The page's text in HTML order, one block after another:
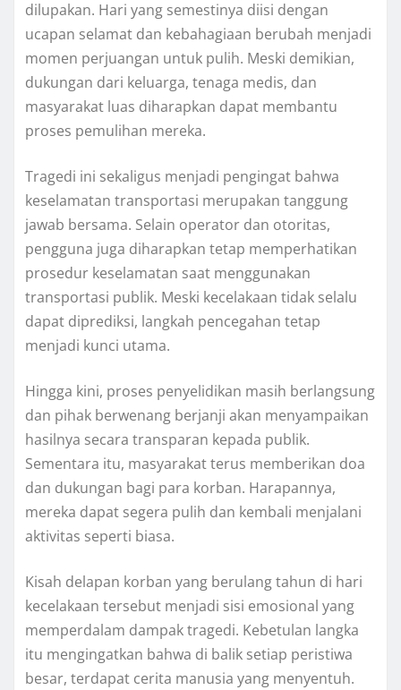
dilupakan. Hari yang semestinya diisi dengan
ucapan selamat dan kebahagiaan berubah menjadi
momen perjuangan untuk pulih. Meski demikian,
dukungan dari keluarga, tenaga medis, dan
masyarakat luas diharapkan dapat membantu
proses pemulihan mereka.
Tragedi ini sekaligus menjadi pengingat bahwa
keselamatan transportasi merupakan tanggung
jawab bersama. Selain operator dan otoritas,
pengguna juga diharapkan tetap memperhatikan
prosedur keselamatan saat menggunakan
transportasi publik. Meski kecelakaan tidak selalu
dapat diprediksi, langkah pencegahan tetap
menjadi kunci utama.
Hingga kini, proses penyelidikan masih berlangsung
dan pihak berwenang berjanji akan menyampaikan
hasilnya secara transparan kepada publik.
Sementara itu, masyarakat terus memberikan doa
dan dukungan bagi para korban. Harapannya,
mereka dapat segera pulih dan kembali menjalani
aktivitas seperti biasa.
Kisah delapan korban yang berulang tahun di hari
kecelakaan tersebut menjadi sisi emosional yang
memperdalam dampak tragedi. Kebetulan langka
itu mengingatkan bahwa di balik setiap peristiwa
besar, terdapat cerita manusia yang menyentuh.